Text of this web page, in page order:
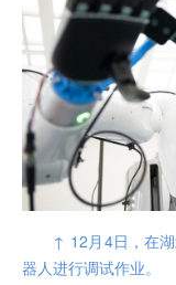
↑ 12月4日，在
器人进行调试作业。